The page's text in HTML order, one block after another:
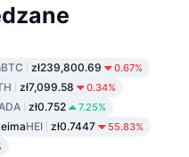
BTC zł239,800.69 0.67%
zł7,099.58 0.34%
zł0.752 7.25%
HEI zł0.7447 55.83%